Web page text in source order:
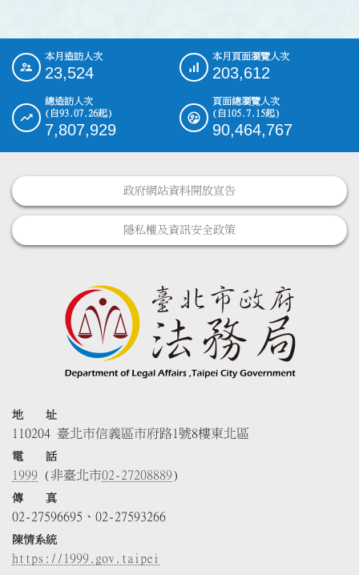
::: 本月造訪人次
23,524
本月頁面瀏覽人次
203,612
總造訪人次
(自93.07.26起)
7,807,929
頁面總瀏覽人次
(自105.7.15起)
90,464,767
政府網站資料開放宣告
隱私權及資訊安全政策
地 址
110204 臺北市信義區市府路1號8樓東北區
電 話
1999 (非臺北市02-27208889)
傳 真
02-27596695、02-27593266
陳情系統
https://1999.gov.taipei